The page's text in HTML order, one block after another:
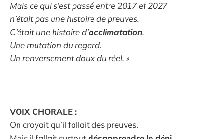
Mais ce qui s’est passé entre 2017 et 2027
n’était pas une histoire de preuves.
C’était une histoire d’acclimatation.
Une mutation du regard.
Un renversement doux du réel. »
VOIX CHORALE :
On croyait qu’il fallait des preuves.